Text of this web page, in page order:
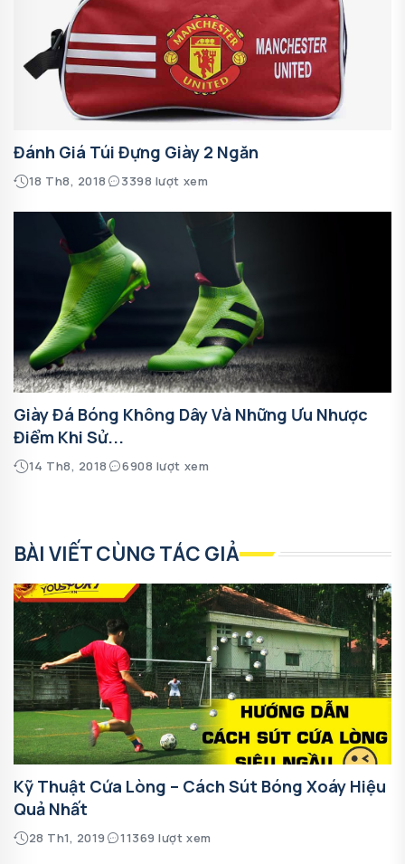
Đánh Giá Túi Đựng Giày 2 Ngăn
18 Th8, 2018 3398 lượt xem
Giày Đá Bóng Không Dây Và Những Ưu Nhược
Điểm Khi Sử...
14 Th8, 2018 6908 lượt xem
BÀI VIẾT CÙNG TÁC GIẢ
Kỹ Thuật Cứa Lòng – Cách Sút Bóng Xoáy Hiệu
Quả Nhất
28 Th1, 2019 11369 lượt xem